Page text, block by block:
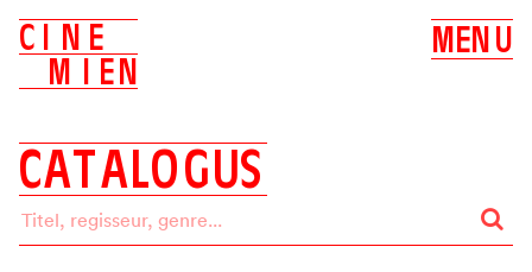
C I N E
M I EN
MENU
CATALOGUS